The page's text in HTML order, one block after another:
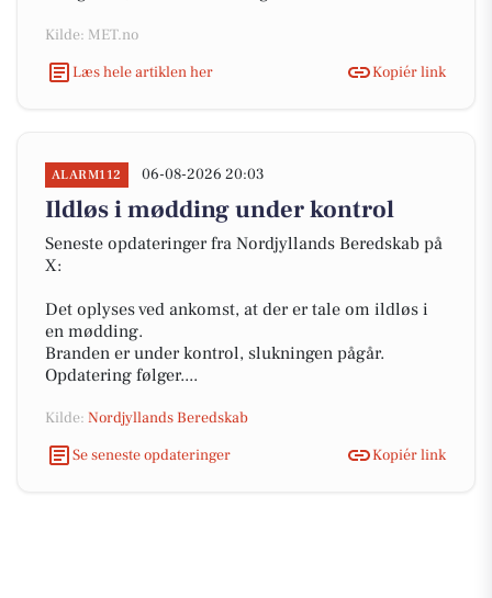
Kilde: MET.no
Læs hele artiklen her
Kopiér link
ALARM112 06-08-2026 20:03
Ildløs i mødding under kontrol
Seneste opdateringer fra Nordjyllands Beredskab på
X:
Det oplyses ved ankomst, at der er tale om ildløs i
en mødding.
Branden er under kontrol, slukningen pågår.
Opdatering følger....
Kilde: Nordjyllands Beredskab
Se seneste opdateringer
Kopiér link